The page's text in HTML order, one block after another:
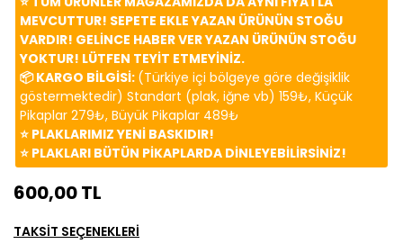
MEVCUTTUR! SEPETE EKLE YAZAN ÜRÜNÜN STOĞU
VARDIR! GELİNCE HABER VER YAZAN ÜRÜNÜN STOĞU
YOKTUR! LÜTFEN TEYİT ETMEYİNİZ.
📦 KARGO BİLGİSİ: (Türkiye içi bölgeye göre değişiklik
göstermektedir) Standart (plak, iğne vb) 159₺, Küçük
Pikaplar 279₺, Büyük Pikaplar 489₺
⭐️ PLAKLARIMIZ YENİ BASKIDIR!
⭐️ PLAKLARI BÜTÜN PİKAPLARDA DİNLEYEBİLİRSİNİZ!
600,00 TL
TAKSİT SEÇENEKLERİ